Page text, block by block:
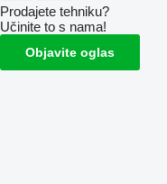
Prodajete tehniku?
Učinite to s nama!
Objavite oglas